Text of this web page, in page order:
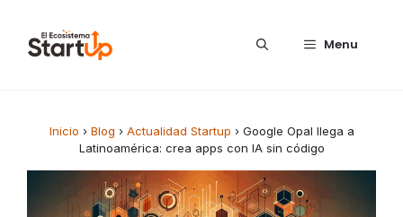
Menu
Inicio › Blog › Actualidad Startup › Google Opal llega a
Latinoamérica: crea apps con IA sin código